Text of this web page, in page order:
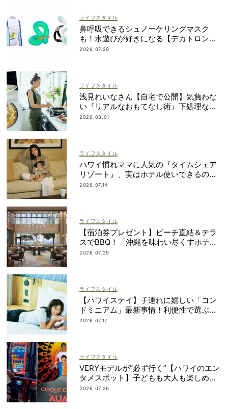
ライフスタイル
鼻呼吸できるシュノーケリングマスク
も！水遊びが好きになる【デカトロン】
の優秀グッズ13選
2026.07.29
ライフスタイル
浅見れいなさん【自宅で公開】気負わな
い『リアルなおもてなし術』下処理なし
レシピや愛用品も
2026.08.01
ライフスタイル
ハワイ慣れママに人気の『タイムシェア
リゾート』、実はホテル使いできるの知
ってた？
2026.07.14
ライフスタイル
【宿泊券プレゼント】ビーチ直結＆テラ
スでBBQ！「沖縄を味わい尽くすホテ
ル」2段ベッドやコネクティングルームも
2026.07.29
ライフスタイル
【ハワイステイ】子連れに嬉しい「コン
ドミニアム」最新事情！利便性で選ぶな
ら？
2026.07.17
ライフスタイル
VERYモデルが“必ず行く”【ハワイのエン
タメスポット】子どもも大人も楽しめる
ものって？
2026.07.26